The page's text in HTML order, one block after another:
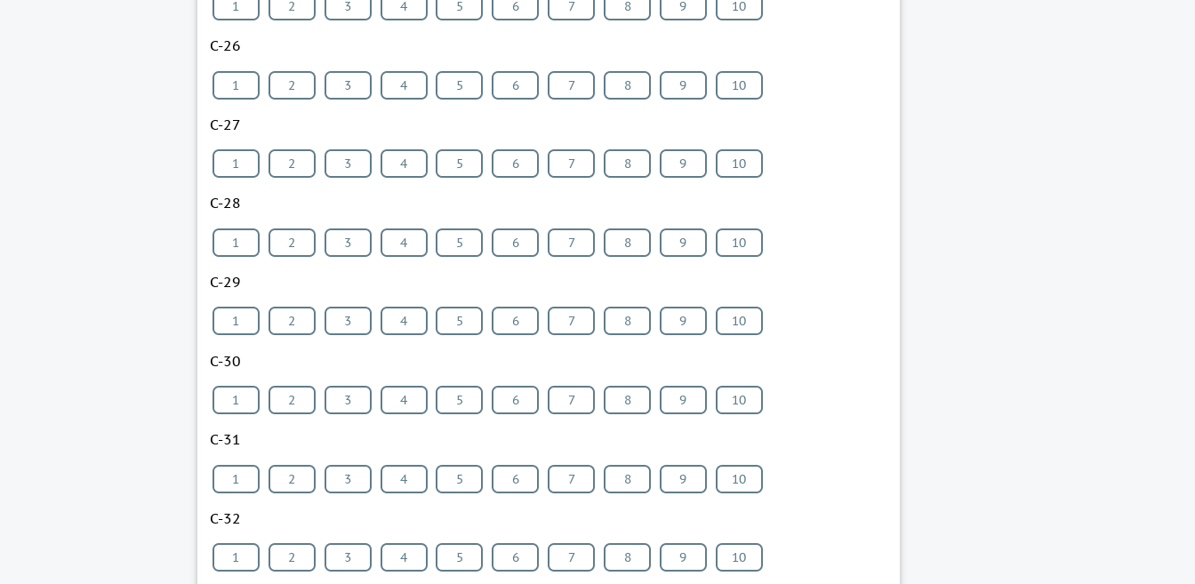
1 2 3 4 5 6 7 8 9 10
С-26
1 2 3 4 5 6 7 8 9 10
С-27
1 2 3 4 5 6 7 8 9 10
С-28
1 2 3 4 5 6 7 8 9 10
С-29
1 2 3 4 5 6 7 8 9 10
С-30
1 2 3 4 5 6 7 8 9 10
С-31
1 2 3 4 5 6 7 8 9 10
С-32
1 2 3 4 5 6 7 8 9 10